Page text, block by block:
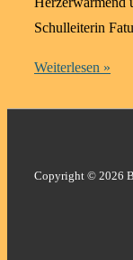
Schulleiterin
Bericht
Weiterlesen »
Copyright © 2026